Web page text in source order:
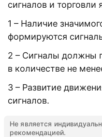
сигналов и торговли
1 – Наличие
формируются
2 – Сигналы должны
в количестве не
3 – Развитие
сигналов.
Не является
рекомендацией.